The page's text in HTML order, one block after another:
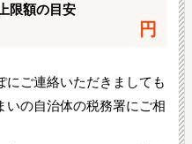
限額の目安
円
ご連絡いただきましても
いの自治体の税務署にご相